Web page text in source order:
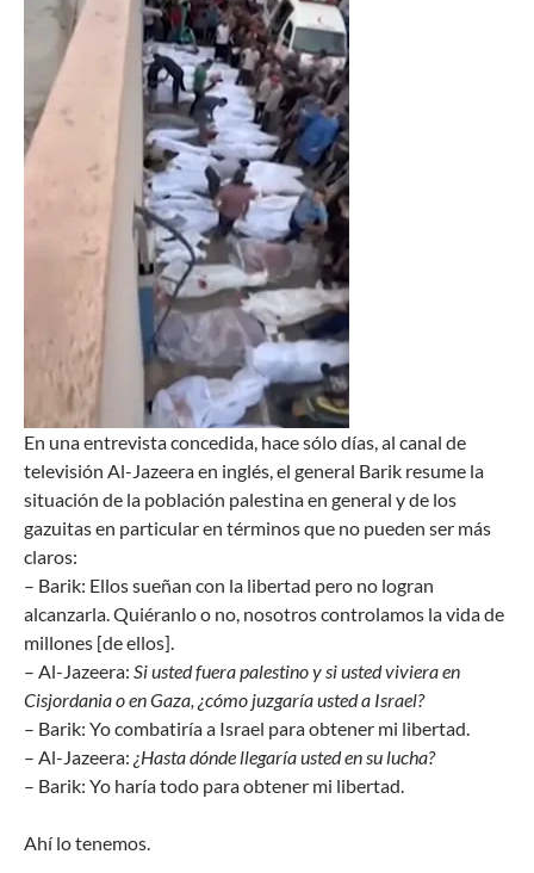
En una entrevista concedida, hace sólo días, al canal de
televisión Al-Jazeera en inglés, el general Barik resume la
situación de la población palestina en general y de los
gazuitas en particular en términos que no pueden ser más
claros:
– Barik: Ellos sueñan con la libertad pero no logran
alcanzarla. Quiéranlo o no, nosotros controlamos la vida de
millones [de ellos].
– Al-Jazeera: Si usted fuera palestino y si usted viviera en
Cisjordania o en Gaza, ¿cómo juzgaría usted a Israel?
– Barik: Yo combatiría a Israel para obtener mi libertad.
– Al-Jazeera: ¿Hasta dónde llegaría usted en su lucha?
– Barik: Yo haría todo para obtener mi libertad.
Ahí lo tenemos.